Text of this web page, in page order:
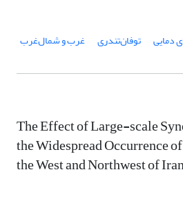
دمایی توفان‌تندری غرب و شمال‌غرب
The Effect of Large-scale
the Widespread Occurrence
the West and Northwest of